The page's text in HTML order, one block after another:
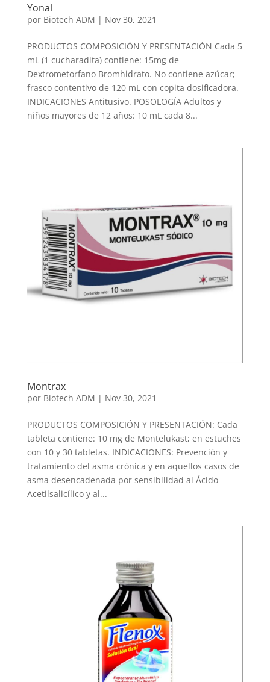
Yonal
por Biotech ADM | Nov 30, 2021
PRODUCTOS COMPOSICIÓN Y PRESENTACIÓN Cada 5
mL (1 cucharadita) contiene: 15mg de
Dextrometorfano Bromhidrato. No contiene azúcar;
frasco contentivo de 120 mL con copita dosificadora.
INDICACIONES Antitusivo. POSOLOGÍA Adultos y
niños mayores de 12 años: 10 mL cada 8...
Montrax
por Biotech ADM | Nov 30, 2021
PRODUCTOS COMPOSICIÓN Y PRESENTACIÓN: Cada
tableta contiene: 10 mg de Montelukast; en estuches
con 10 y 30 tabletas. INDICACIONES: Prevención y
tratamiento del asma crónica y en aquellos casos de
asma desencadenada por sensibilidad al Ácido
Acetilsalicílico y al...